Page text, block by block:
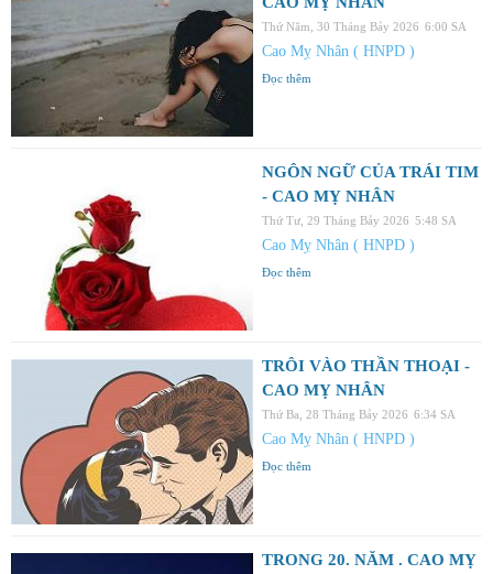
Thứ Năm, 30 Tháng Bảy 2026 6:00 SA
Cao Mỵ Nhân ( HNPD )
Đọc thêm
NGÔN NGỮ CỦA TRÁI TIM
- CAO MỴ NHÂN
Thứ Tư, 29 Tháng Bảy 2026 5:48 SA
Cao Mỵ Nhân ( HNPD )
Đọc thêm
TRÔI VÀO THẦN THOẠI -
CAO MỴ NHÂN
Thứ Ba, 28 Tháng Bảy 2026 6:34 SA
Cao Mỵ Nhân ( HNPD )
Đọc thêm
TRONG 20. NĂM . CAO MỴ